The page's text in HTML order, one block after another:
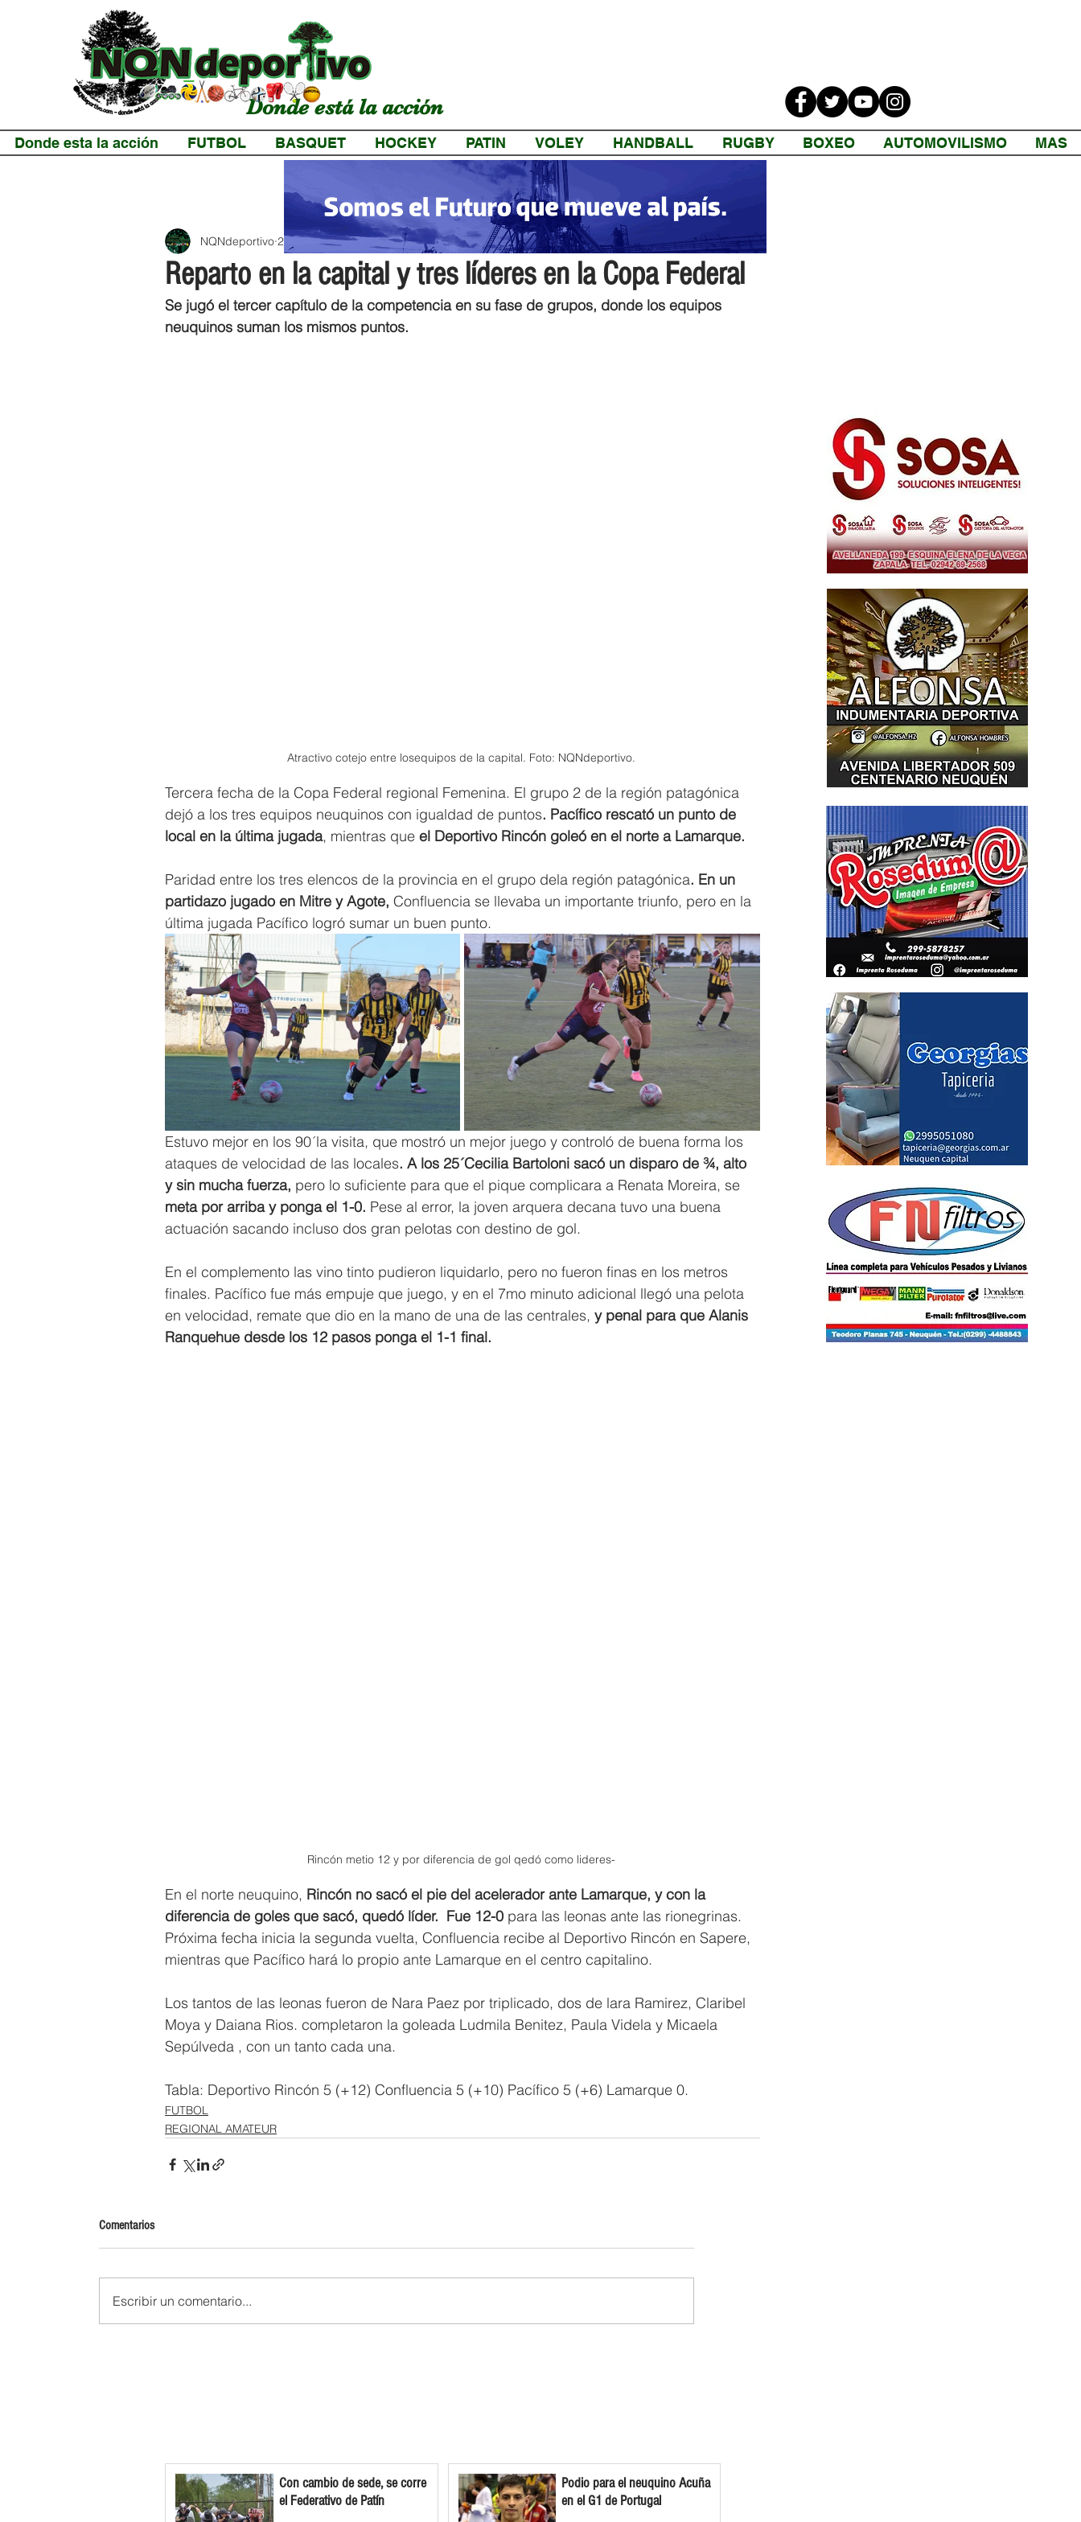
Donde está la acción
Donde esta la acción FUTBOL BASQUET HOCKEY PATIN VOLEY HANDBALL RUGBY BOXEO AUTOMOVILISMO MAS
Reparto en la capital y tres líderes en la Copa Federal
NQNdeportivo 2 min de lectura
Se jugó el tercer capítulo de la competencia en su fase de grupos, donde los equipos
neuquinos suman los mismos puntos.
Atractivo cotejo entre losequipos de la capital. Foto: NQNdeportivo.
Tercera fecha de la Copa Federal regional Femenina. El grupo 2 de la región patagónica
dejó a los tres equipos neuquinos con igualdad de puntos. Pacífico rescató un punto de
local en la última jugada, mientras que el Deportivo Rincón goleó en el norte a Lamarque.
Paridad entre los tres elencos de la provincia en el grupo dela región patagónica. En un
partidazo jugado en Mitre y Agote, Confluencia se llevaba un importante triunfo, pero en la
última jugada Pacífico logró sumar un buen punto.
Estuvo mejor en los 90´la visita, que mostró un mejor juego y controló de buena forma los
ataques de velocidad de las locales. A los 25´Cecilia Bartoloni sacó un disparo de ¾, alto
y sin mucha fuerza, pero lo suficiente para que el pique complicara a Renata Moreira, se
meta por arriba y ponga el 1-0. Pese al error, la joven arquera decana tuvo una buena
actuación sacando incluso dos gran pelotas con destino de gol.
En el complemento las vino tinto pudieron liquidarlo, pero no fueron finas en los metros
finales. Pacífico fue más empuje que juego, y en el 7mo minuto adicional llegó una pelota
en velocidad, remate que dio en la mano de una de las centrales, y penal para que Alanis
Ranquehue desde los 12 pasos ponga el 1-1 final.
Rincón metio 12 y por diferencia de gol qedó como lideres-
En el norte neuquino, Rincón no sacó el pie del acelerador ante Lamarque, y con la
diferencia de goles que sacó, quedó líder.  Fue 12-0 para las leonas ante las rionegrinas.
Próxima fecha inicia la segunda vuelta, Confluencia recibe al Deportivo Rincón en Sapere,
mientras que Pacífico hará lo propio ante Lamarque en el centro capitalino.
Los tantos de las leonas fueron de Nara Paez por triplicado, dos de lara Ramirez, Claribel
Moya y Daiana Rios. completaron la goleada Ludmila Benitez, Paula Videla y Micaela
Sepúlveda , con un tanto cada una.
Tabla: Deportivo Rincón 5 (+12) Confluencia 5 (+10) Pacífico 5 (+6) Lamarque 0.
FUTBOL
REGIONAL AMATEUR
Comentarios
Escribir un comentario...
Con cambio de sede, se corre
el Federativo de Patín
Podio para el neuquino Acuña
en el G1 de Portugal